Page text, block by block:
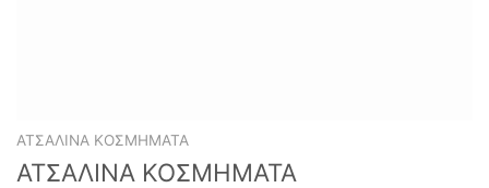
ΑΤΣΆΛΙΝΑ ΚΟΣΜΉΜΑΤΑ
ΑΤΣΑΛΙΝΑ ΚΟΣΜΗΜΑΤΑ